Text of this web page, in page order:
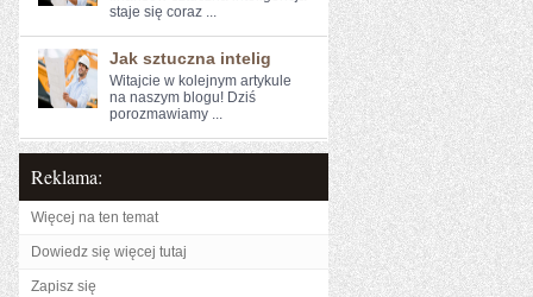
staje się coraz ...
Jak sztuczna intelig
Witajcie w ⁢kolejnym artykule
na naszym blogu! Dziś
porozmawiamy ...
Reklama:
Więcej na ten temat
Dowiedz się więcej tutaj
Zapisz się